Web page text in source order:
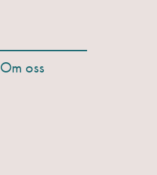
Om oss